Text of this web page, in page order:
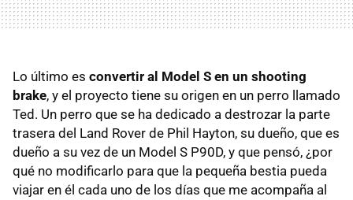
Lo último es convertir al Model S en un shooting
brake, y el proyecto tiene su origen en un perro llamado
Ted. Un perro que se ha dedicado a destrozar la parte
trasera del Land Rover de Phil Hayton, su dueño, que es
dueño a su vez de un Model S P90D, y que pensó, ¿por
qué no modificarlo para que la pequeña bestia pueda
viajar en él cada uno de los días que me acompaña al